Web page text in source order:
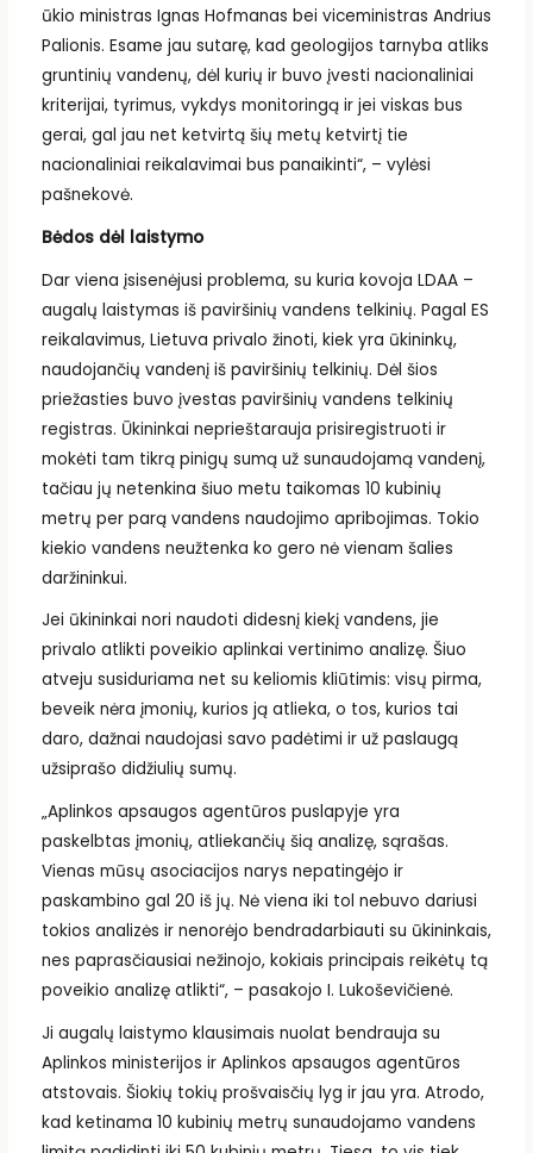
ūkio ministras Ignas Hofmanas bei viceministras Andrius
Palionis. Esame jau sutarę, kad geologijos tarnyba atliks
gruntinių vandenų, dėl kurių ir buvo įvesti nacionaliniai
kriterijai, tyrimus, vykdys monitoringą ir jei viskas bus
gerai, gal jau net ketvirtą šių metų ketvirtį tie
nacionaliniai reikalavimai bus panaikinti“, – vylėsi
pašnekovė.
Bėdos dėl laistymo
Dar viena įsisenėjusi problema, su kuria kovoja LDAA –
augalų laistymas iš paviršinių vandens telkinių. Pagal ES
reikalavimus, Lietuva privalo žinoti, kiek yra ūkininkų,
naudojančių vandenį iš paviršinių telkinių. Dėl šios
priežasties buvo įvestas paviršinių vandens telkinių
registras. Ūkininkai neprieštarauja prisiregistruoti ir
mokėti tam tikrą pinigų sumą už sunaudojamą vandenį,
tačiau jų netenkina šiuo metu taikomas 10 kubinių
metrų per parą vandens naudojimo apribojimas. Tokio
kiekio vandens neužtenka ko gero nė vienam šalies
daržininkui.
Jei ūkininkai nori naudoti didesnį kiekį vandens, jie
privalo atlikti poveikio aplinkai vertinimo analizę. Šiuo
atveju susiduriama net su keliomis kliūtimis: visų pirma,
beveik nėra įmonių, kurios ją atlieka, o tos, kurios tai
daro, dažnai naudojasi savo padėtimi ir už paslaugą
užsiprašo didžiulių sumų.
„Aplinkos apsaugos agentūros puslapyje yra
paskelbtas įmonių, atliekančių šią analizę, sąrašas.
Vienas mūsų asociacijos narys nepatingėjo ir
paskambino gal 20 iš jų. Nė viena iki tol nebuvo dariusi
tokios analizės ir nenorėjo bendradarbiauti su ūkininkais,
nes paprasčiausiai nežinojo, kokiais principais reikėtų tą
poveikio analizę atlikti“, – pasakojo I. Lukoševičienė.
Ji augalų laistymo klausimais nuolat bendrauja su
Aplinkos ministerijos ir Aplinkos apsaugos agentūros
atstovais. Šiokių tokių prošvaisčių lyg ir jau yra. Atrodo,
kad ketinama 10 kubinių metrų sunaudojamo vandens